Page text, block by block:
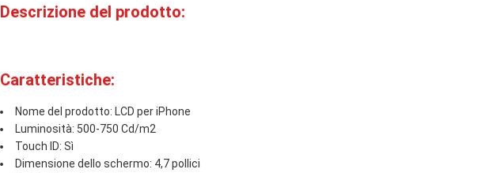
Descrizione del prodotto:
Caratteristiche:
Nome del prodotto: LCD per iPhone
Luminosità: 500-750 Cd/m2
Touch ID: Sì
Dimensione dello schermo: 4,7 pollici